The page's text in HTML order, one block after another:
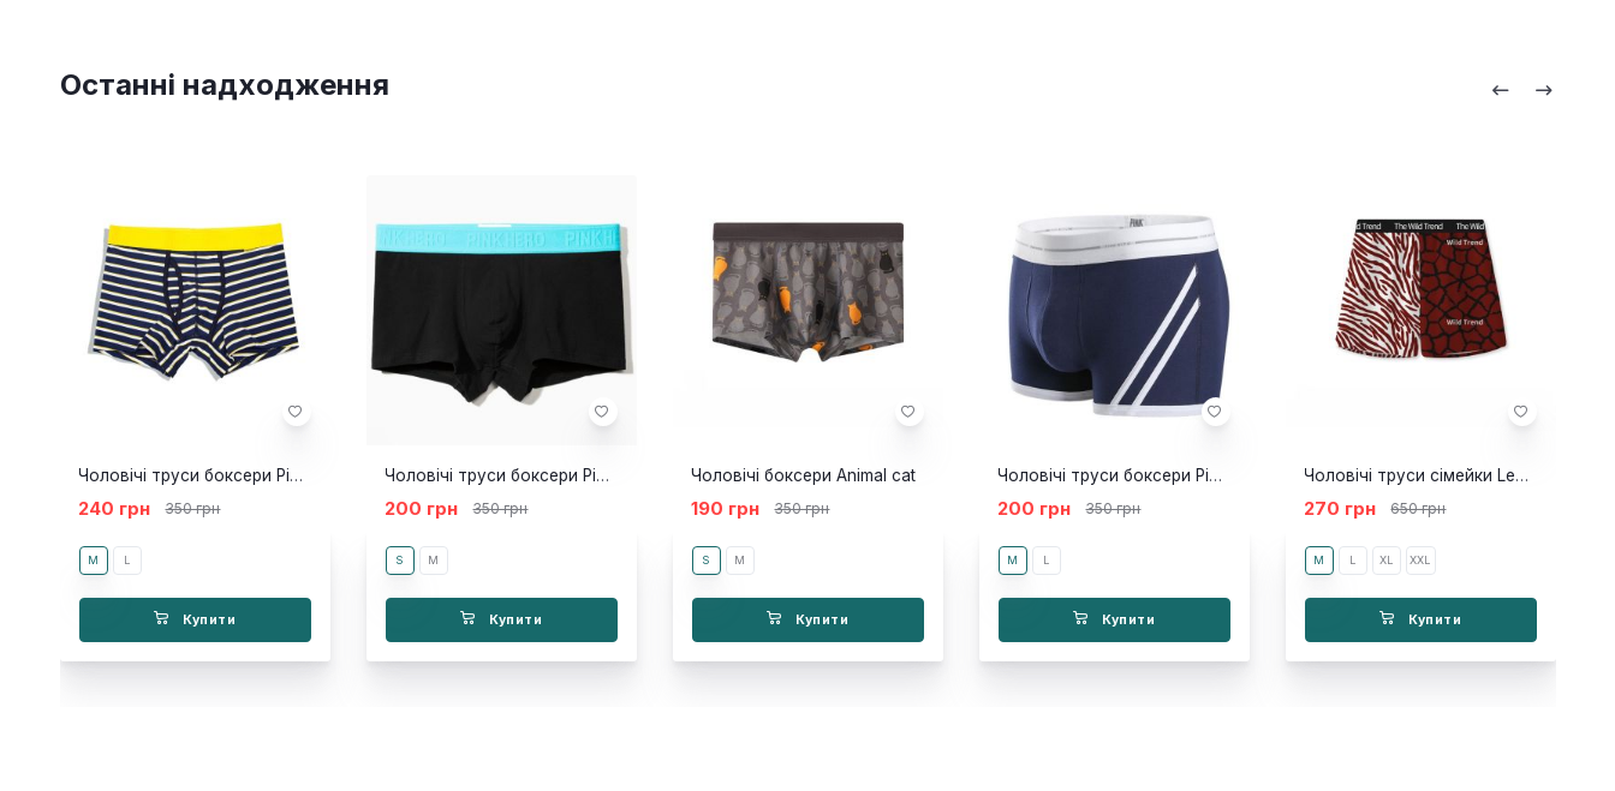
Останні надходження
Чоловічі труси боксери Pink Hero Stripe darl blue
240 грн 350 грн
M L
Купити
Чоловічі труси боксери Pink Hero black navy
200 грн 350 грн
S M
Купити
Чоловічі боксери Animal cat
190 грн 350 грн
S M
Купити
Чоловічі труси боксери Pink Hero New
200 грн 350 грн
M L
Купити
Чоловічі труси сімейки Leo - zebra
270 грн 650 грн
M L XL XXL
Купити